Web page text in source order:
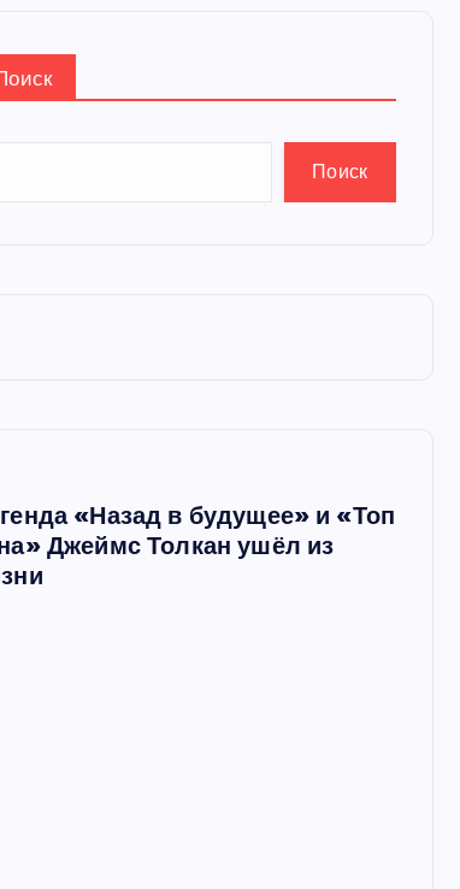
Поиск
«Назад в будущее» и «Топ
Джеймс Толкан ушёл из